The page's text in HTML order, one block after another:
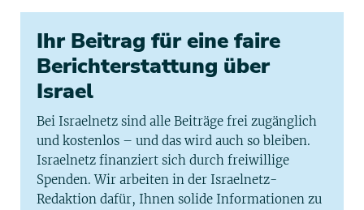
Ihr Beitrag für eine faire
Berichterstattung über
Israel
Bei Israelnetz sind alle Beiträge frei zugänglich
und kostenlos – und das wird auch so bleiben.
Israelnetz finanziert sich durch freiwillige
Spenden. Wir arbeiten in der Israelnetz-
Redaktion dafür, Ihnen solide Informationen zu